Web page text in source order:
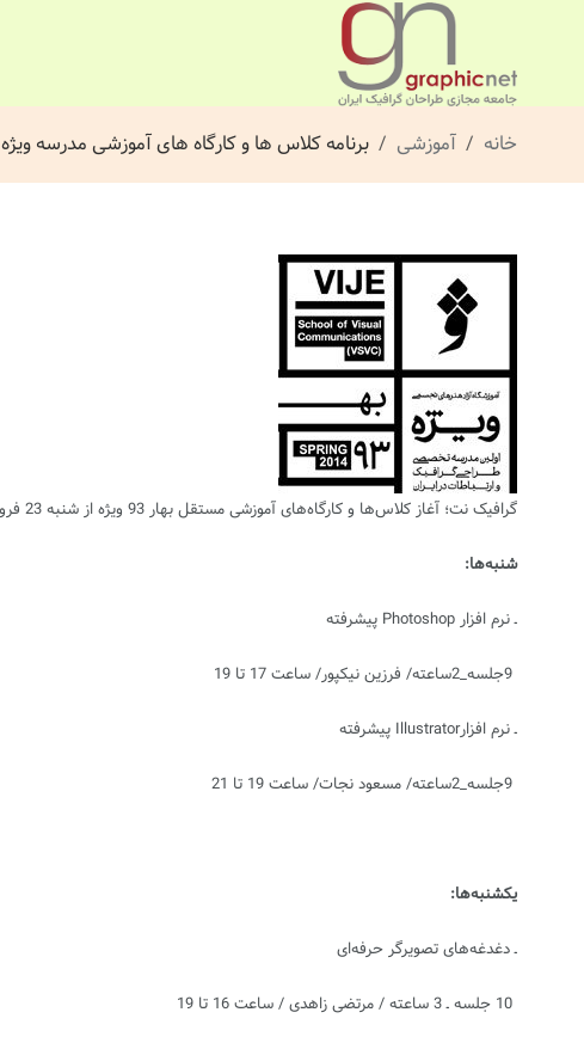
خانه آموزشی برنامه کلاس‌ ‏‌ها و کارگاه‌‌ ‏های آموزشی مدرسه ویژه
گرافیک نت؛ آغاز کلاس‌‏‌ها و کارگاه‌‌‏های آموزشی مستقل بهار 93 ویژه از شنبه 23 فروردین ماه
شنبه‏‌‌ها:
ـ نرم افزارPhotoshop پیشرفته
ـ نرم افزارIllustrator ‏پیشرفته
یکشنبه‌‌‏ها:
ـ دغدغه‌‌های تصویرگر حرفه‌‌ای